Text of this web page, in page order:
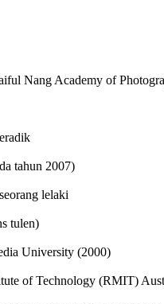
Nang Academy of
tahun 2007)
lelaki
tulen)
University (2000)
of Technology (RMIT)